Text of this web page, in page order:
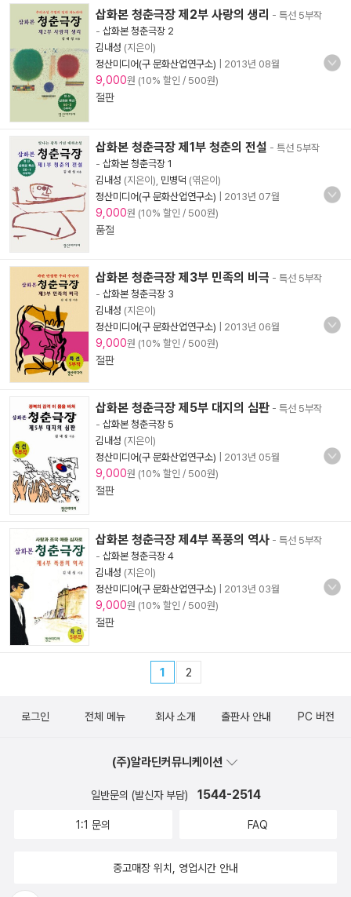
삽화본 청춘극장 제2부 사랑의 생리 - 특선 5부작
- 삽화본 청춘극장 2
김내성 (지은이)
정산미디어(구 문화산업연구소)
2013년 08월
9,000원 (10% 할인 / 500원)
절판
삽화본 청춘극장 제1부 청춘의 전설 - 특선 5부작
- 삽화본 청춘극장 1
김내성 (지은이), 민병덕 (엮은이)
정산미디어(구 문화산업연구소)
2013년 07월
9,000원 (10% 할인 / 500원)
품절
삽화본 청춘극장 제3부 민족의 비극 - 특선 5부작
- 삽화본 청춘극장 3
김내성 (지은이)
정산미디어(구 문화산업연구소)
2013년 06월
9,000원 (10% 할인 / 500원)
절판
삽화본 청춘극장 제5부 대지의 심판 - 특선 5부작
- 삽화본 청춘극장 5
김내성 (지은이)
정산미디어(구 문화산업연구소)
2013년 05월
9,000원 (10% 할인 / 500원)
절판
삽화본 청춘극장 제4부 폭풍의 역사 - 특선 5부작
- 삽화본 청춘극장 4
김내성 (지은이)
정산미디어(구 문화산업연구소)
2013년 03월
9,000원 (10% 할인 / 500원)
절판
1 2
로그인 전체 메뉴 회사 소개 출판사 안내 PC 버전
(주)알라딘커뮤니케이션
일반문의 (발신자 부담) 1544-2514
1:1 문의 FAQ
중고매장 위치, 영업시간 안내